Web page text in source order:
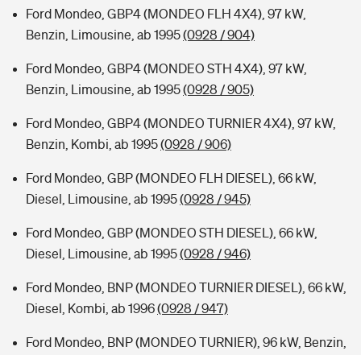
Ford Mondeo, GBP4 (MONDEO FLH 4X4), 97 kW,
Benzin, Limousine, ab 1995(0928 / 904)
Ford Mondeo, GBP4 (MONDEO STH 4X4), 97 kW,
Benzin, Limousine, ab 1995(0928 / 905)
Ford Mondeo, GBP4 (MONDEO TURNIER 4X4), 97 kW,
Benzin, Kombi, ab 1995(0928 / 906)
Ford Mondeo, GBP (MONDEO FLH DIESEL), 66 kW,
Diesel, Limousine, ab 1995(0928 / 945)
Ford Mondeo, GBP (MONDEO STH DIESEL), 66 kW,
Diesel, Limousine, ab 1995(0928 / 946)
Ford Mondeo, BNP (MONDEO TURNIER DIESEL), 66 kW,
Diesel, Kombi, ab 1996(0928 / 947)
Ford Mondeo, BNP (MONDEO TURNIER), 96 kW, Benzin,